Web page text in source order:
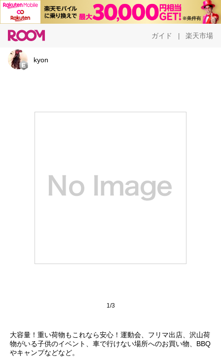
ガイド 楽天市場
kyon
1/3
大容量！重い荷物もこれなら安心！運動会、フリマ出店、沢山荷
物がいる子供のイベント、車で行けない場所へのお買い物、BBQ
やキャンプなどなど。